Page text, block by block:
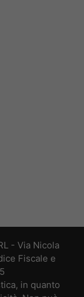
- Via Nicola
Fiscale e
in quanto